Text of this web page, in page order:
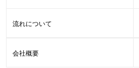
流れについて
会社概要